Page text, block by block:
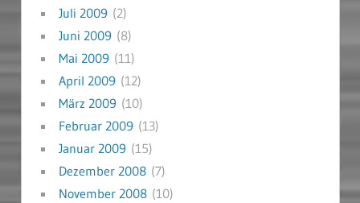
Juli 2009 (2)
Juni 2009 (8)
Mai 2009 (11)
April 2009 (12)
März 2009 (10)
Februar 2009 (13)
Januar 2009 (15)
Dezember 2008(7)
November 2008(10)